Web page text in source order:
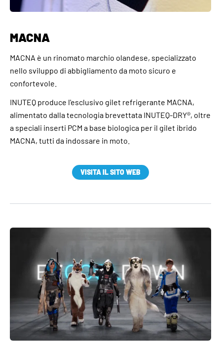
MACNA
MACNA è un rinomato marchio olandese, specializzato
nello sviluppo di abbigliamento da moto sicuro e
confortevole.
INUTEQ produce l'esclusivo gilet refrigerante MACNA,
alimentato dalla tecnologia brevettata INUTEQ-DRY®, oltre
a speciali inserti PCM a base biologica per il gilet ibrido
MACNA, tutti da indossare in moto.
VISITA IL SITO WEB